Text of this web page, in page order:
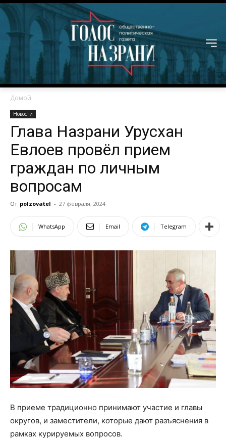
Домой
Новости
Глава Назрани Урусхан
Евлоев провёл прием
граждан по личным
вопросам
От polzovatel - 27 февраля, 2024
WhatsApp Email Telegram
В приеме традиционно принимают участие и главы
округов, и заместители, которые дают разъяснения в
рамках курируемых вопросов.